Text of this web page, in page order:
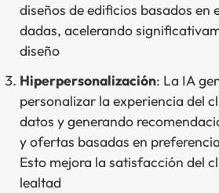
diseños de edificios basados en
dadas, acelerando
diseño
Hiperpersonalización: La IA
personalizar la experiencia del
datos y generando
y ofertas basadas en
Esto mejora la satisfacción del
lealtad